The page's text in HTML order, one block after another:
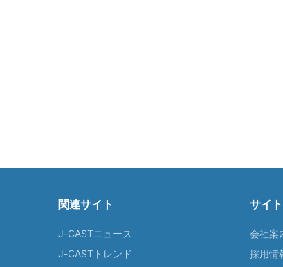
関連サイト
J-CASTニュース
J-CASTトレンド
サイ
会社案
採用情